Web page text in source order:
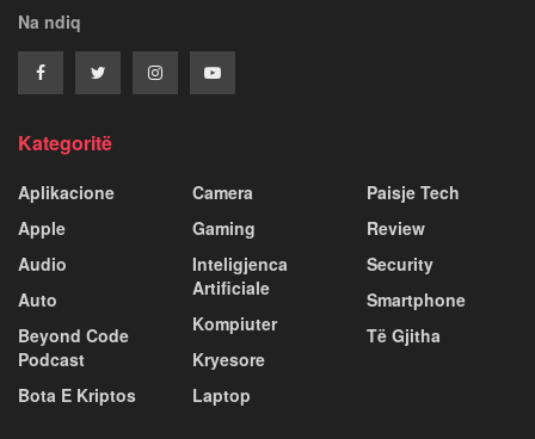
Na ndiq
Kategoritë
Aplikacione
Apple
Audio
Auto
Beyond Code
Podcast
Bota E Kriptos
Camera
Gaming
Inteligjenca
Artificiale
Kompiuter
Kryesore
Laptop
Paisje Tech
Review
Security
Smartphone
Të Gjitha